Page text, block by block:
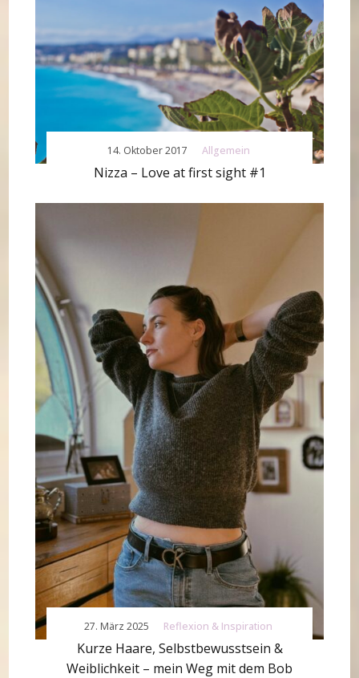
Allgemein
Nizza – Love at first sight #1
14. Oktober 2017
Reflexion & Inspiration
Kurze Haare, Selbstbewusstsein &
Weiblichkeit – mein Weg mit dem Bob
27. März 2025